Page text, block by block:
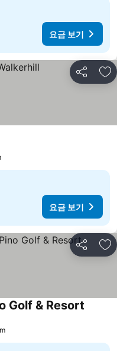
요금 보기
공유 즐
요금 보기
공유 즐
Golf & Resort